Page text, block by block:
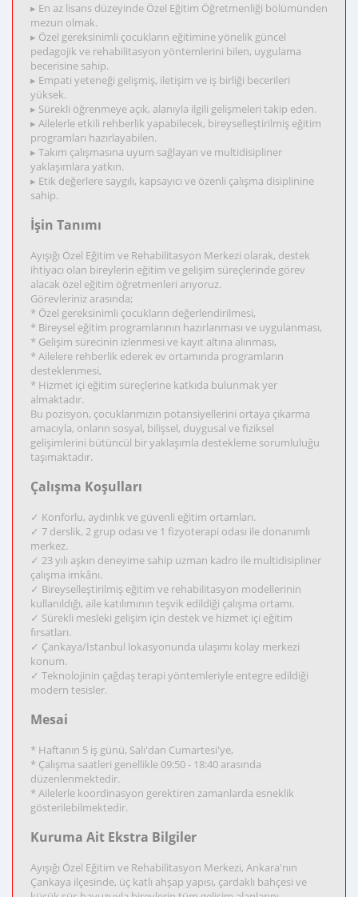
▸ En az lisans düzeyinde Özel Eğitim Öğretmenliği bölümünden
mezun olmak.
▸ Özel gereksinimli çocukların eğitimine yönelik güncel
pedagojik ve rehabilitasyon yöntemlerini bilen, uygulama
becerisine sahip.
▸ Empati yeteneği gelişmiş, iletişim ve iş birliği becerileri
yüksek.
▸ Sürekli öğrenmeye açık, alanıyla ilgili gelişmeleri takip eden.
▸ Ailelerle etkili rehberlik yapabilecek, bireyselleştirilmiş eğitim
programları hazırlayabilen.
▸ Takım çalışmasına uyum sağlayan ve multidisipliner
yaklaşımlara yatkın.
▸ Etik değerlere saygılı, kapsayıcı ve özenli çalışma disiplinine
sahip.
İşin Tanımı
Ayışığı Özel Eğitim ve Rehabilitasyon Merkezi olarak, destek
ihtiyacı olan bireylerin eğitim ve gelişim süreçlerinde görev
alacak özel eğitim öğretmenleri arıyoruz.
Görevleriniz arasında;
* Özel gereksinimli çocukların değerlendirilmesi,
* Bireysel eğitim programlarının hazırlanması ve uygulanması,
* Gelişim sürecinin izlenmesi ve kayıt altına alınması,
* Ailelere rehberlik ederek ev ortamında programların
desteklenmesi,
* Hizmet içi eğitim süreçlerine katkıda bulunmak yer
almaktadır.
Bu pozisyon, çocuklarımızın potansiyellerini ortaya çıkarma
amacıyla, onların sosyal, bilişsel, duygusal ve fiziksel
gelişimlerini bütüncül bir yaklaşımla destekleme sorumluluğu
taşımaktadır.
Çalışma Koşulları
✓ Konforlu, aydınlık ve güvenli eğitim ortamları.
✓ 7 derslik, 2 grup odası ve 1 fizyoterapi odası ile donanımlı
merkez.
✓ 23 yılı aşkın deneyime sahip uzman kadro ile multidisipliner
çalışma imkânı.
✓ Bireyselleştirilmiş eğitim ve rehabilitasyon modellerinin
kullanıldığı, aile katılımının teşvik edildiği çalışma ortamı.
✓ Sürekli mesleki gelişim için destek ve hizmet içi eğitim
fırsatları.
✓ Çankaya/İstanbul lokasyonunda ulaşımı kolay merkezi
konum.
✓ Teknolojinin çağdaş terapi yöntemleriyle entegre edildiği
modern tesisler.
Mesai
* Haftanın 5 iş günü, Salı'dan Cumartesi'ye,
* Çalışma saatleri genellikle 09:50 - 18:40 arasında
düzenlenmektedir.
* Ailelerle koordinasyon gerektiren zamanlarda esneklik
gösterilebilmektedir.
Kuruma Ait Ekstra Bilgiler
Ayışığı Özel Eğitim ve Rehabilitasyon Merkezi, Ankara'nın
Çankaya ilçesinde, üç katlı ahşap yapısı, çardaklı bahçesi ve